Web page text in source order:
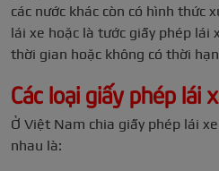
các nước khác còn có hình thức
lái xe hoặc là tước giấy phép lái
thời gian hoặc không có thời
Các loại giấy phép lái
Ở Việt Nam chia giấy phép lái
nhau là: